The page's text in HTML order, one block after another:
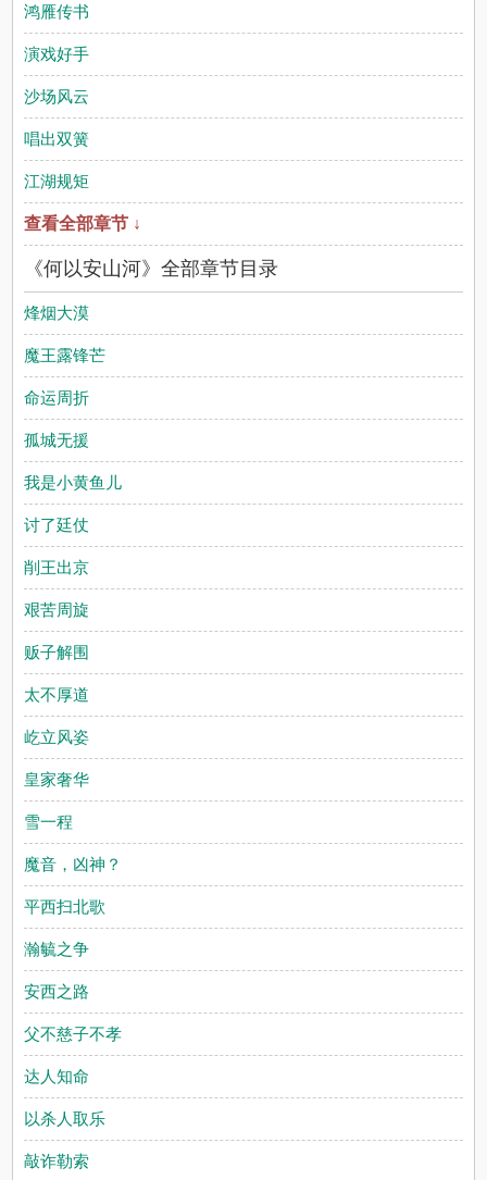
鸿雁传书
演戏好手
沙场风云
唱出双簧
江湖规矩
查看全部章节 ↓
《何以安山河》全部章节目录
烽烟大漠
魔王露锋芒
命运周折
孤城无援
我是小黄鱼儿
讨了廷仗
削王出京
艰苦周旋
贩子解围
太不厚道
屹立风姿
皇家奢华
雪一程
魔音，凶神？
平西扫北歌
瀚毓之争
安西之路
父不慈子不孝
达人知命
以杀人取乐
敲诈勒索